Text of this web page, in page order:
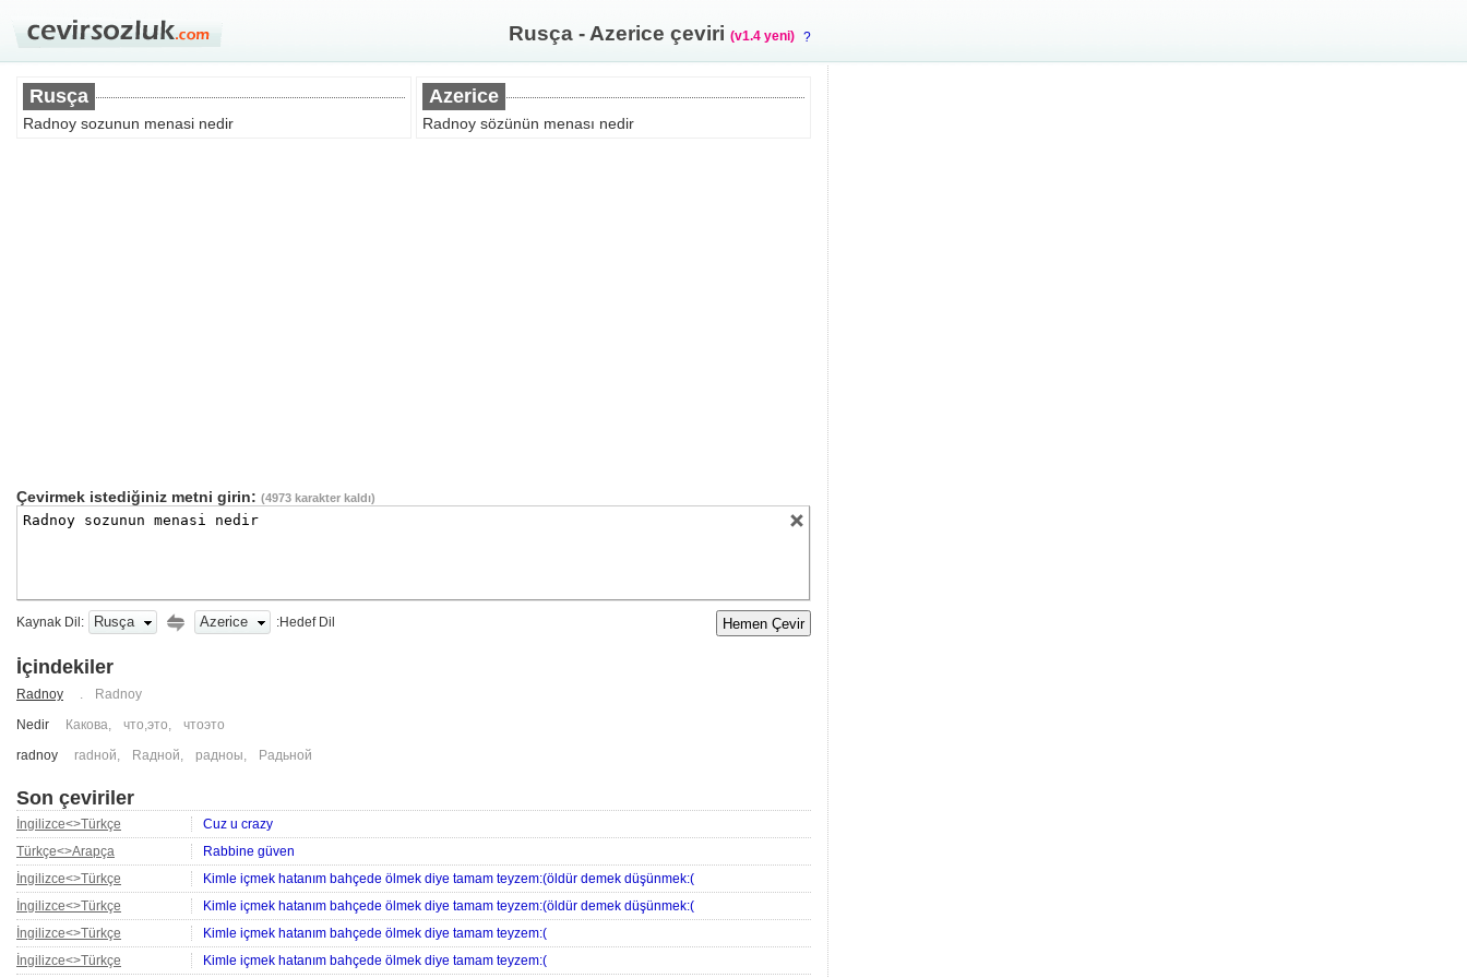
Rusça - Azerice çeviri (v1.4 yeni) ?
Rusça
Radnoy sozunun menasi nedir
Azerice
Radnoy sözünün menası nedir
Çevirmek istediğiniz metni girin: (4973 karakter kaldı)
Kaynak Dil: Rusça Azerice :Hedef Dil
İçindekiler
Radnoy
. Radnoy
Nedir
Какова, что,это, чтоэто
radnoy
radной, Raдной, радноы, Радьной
Son çeviriler
İngilizce<>Türkçe
Cuz u crazy
Türkçe<>Arapça
Rabbine güven
İngilizce<>Türkçe
Kimle içmek hatanım bahçede ölmek diye tamam teyzem:(öldür demek düşünmek:(
İngilizce<>Türkçe
Kimle içmek hatanım bahçede ölmek diye tamam teyzem:(öldür demek düşünmek:(
İngilizce<>Türkçe
Kimle içmek hatanım bahçede ölmek diye tamam teyzem:(
İngilizce<>Türkçe
Kimle içmek hatanım bahçede ölmek diye tamam teyzem:(